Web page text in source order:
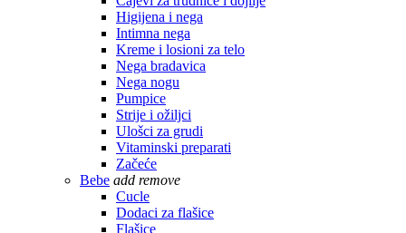
Higijena i nega
Intimna nega
Kreme i losioni za telo
Nega bradavica
Nega nogu
Pumpice
Strije i ožiljci
Ulošci za grudi
Vitaminski preparati
Začeće
Bebe add remove
Cucle
Dodaci za flašice
Flašice